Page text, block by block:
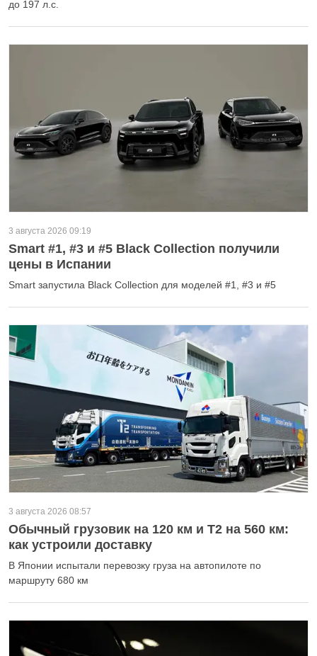
до 197 л.с.
3 августа 2026 09:19
Smart #1, #3 и #5 Black Collection получили
цены в Испании
Smart запустила Black Collection для моделей #1, #3 и #5
3 августа 2026 08:57
Обычный грузовик на 120 км и T2 на 560 км:
как устроили доставку
В Японии испытали перевозку груза на автопилоте по
маршруту 680 км